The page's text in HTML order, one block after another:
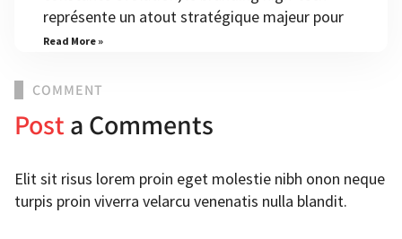
représente un atout stratégique majeur pour
Read More »
COMMENT
Post a Comments
Elit sit risus lorem proin eget molestie nibh onon neque
turpis proin viverra velarcu venenatis nulla blandit.